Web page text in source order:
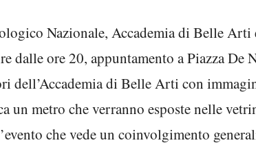
Nazionale, Accademia di Belle
dalle ore 20, appuntamento a Piazza De
dell’Accademia di Belle Arti con
un metro che verranno esposte nelle
che vede un coinvolgimento